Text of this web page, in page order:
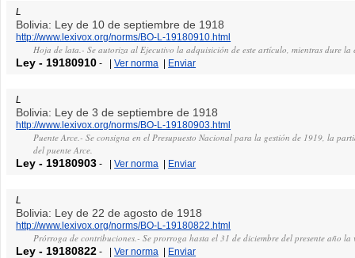
L
Bolivia: Ley de 10 de septiembre de 1918
http://www.lexivox.org/norms/BO-L-19180910.html
Hoja de lata.- Se autoriza al Ejecutivo la adquisición de este artículo, mientras dure
Ley - 19180910 - |Ver norma | Enviar
L
Bolivia: Ley de 3 de septiembre de 1918
http://www.lexivox.org/norms/BO-L-19180903.html
Puente Arce.- Se consigna en el Presupuesto Nacional para la gestión de 1919, la
del puente Arce.
Ley - 19180903 - |Ver norma | Enviar
L
Bolivia: Ley de 22 de agosto de 1918
http://www.lexivox.org/norms/BO-L-19180822.html
Prórroga de contribuciones.- Se prorroga hasta el 31 de diciembre del presente año
Ley - 19180822 - |Ver norma | Enviar